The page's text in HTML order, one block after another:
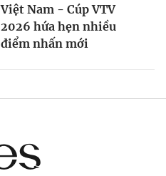
Việt Nam - Cúp VTV
2026 hứa hẹn nhiều
điểm nhấn mới